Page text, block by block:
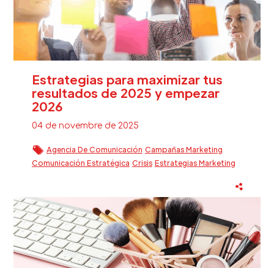
Estrategias para maximizar tus
resultados de 2025 y empezar
2026
04 de novembre de 2025
Agencia De Comunicación Campañas Marketing
Comunicación Estratégica Crisis Estrategias Marketing
Sector Beauty